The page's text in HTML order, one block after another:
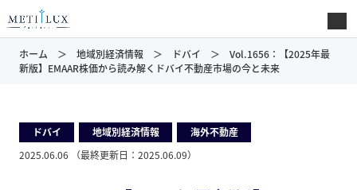
ホーム 地域別経済情報 ドバイ
Vol.1656：【2025年最
新版】EMAAR株価から読み解くドバイ不動産市場の今と未来
ドバイ 地域別経済情報
海外不動産
2025.06.06
（最終更新日： 2025.06.09）